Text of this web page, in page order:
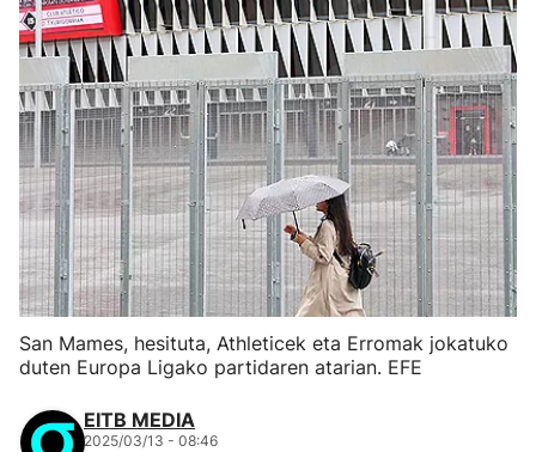
San Mames, hesituta, Athleticek eta Erromak jokatuko
duten Europa Ligako partidaren atarian. EFE
EITB MEDIA
2025/03/13 - 08:46